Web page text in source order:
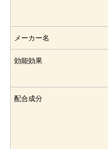
メーカー名
効能効果
配合成分